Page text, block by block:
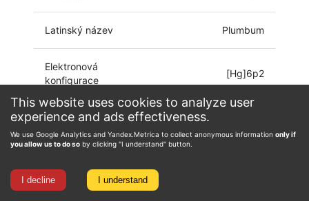
This website uses cookies to analyze user
experience and ads effectiveness.
We use Google Analytics and Yandex.Metrica to collect anonymous information only if
you allow us to do so by clicking "I understand" button.
I decline I understand
Latinský název Plumbum
Elektronová
konfigurace
[Hg]6p2
Oxidační číslo
-4, -2, -1, 0, 1, 2, 3,
4